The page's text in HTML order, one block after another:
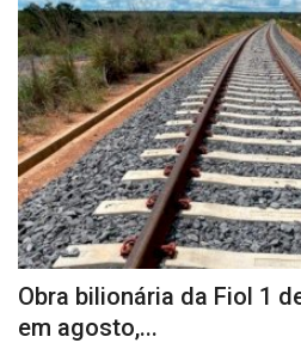
Obra bilionária da Fiol 1
em agosto,...